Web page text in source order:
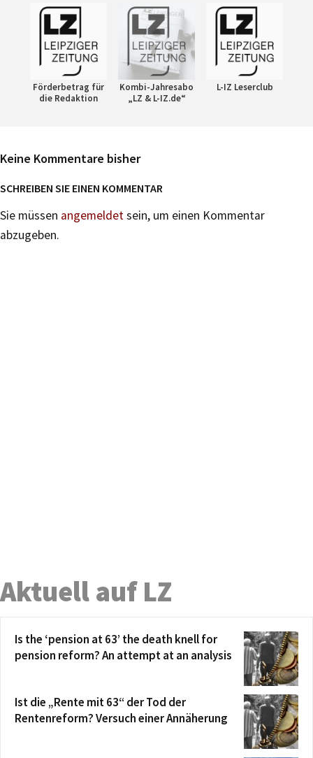
Förderbetrag für
die Redaktion
Kombi-Jahresabo
„LZ & L-IZ.de“
L-IZ Leserclub
Keine Kommentare bisher
SCHREIBEN SIE EINEN KOMMENTAR
Sie müssen angemeldetsein, um einen Kommentar
abzugeben.
Aktuell auf LZ
Is the ‘pension at 63’ the death knell for
pension reform? An attempt at an analysis
Ist die „Rente mit 63“ der Tod der
Rentenreform? Versuch einer Annäherung